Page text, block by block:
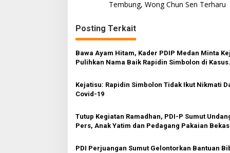
a
i
a
i
o
s
Tembung, Wong Chun Sen Terharu
Posting Terkait
Bawa Ayam Hitam, Kader PDIP Medan Minta
Pulihkan Nama Baik Rapidin Simbolon di Kasus
Kejatisu: Rapidin Simbolon Tidak Ikut Nikmati
Covid-19
Tutup Kegiatan Ramadhan, PDI-P Sumut
Pers, Anak Yatim dan Pedagang Pakaian Bekas
PDI Perjuangan Sumut Gelontorkan Bantuan